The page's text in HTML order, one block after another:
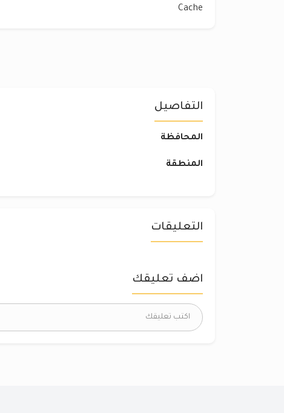
Cache
التفاصيل
المحافظة
المنطقة
التعليقات
اضف تعليقك